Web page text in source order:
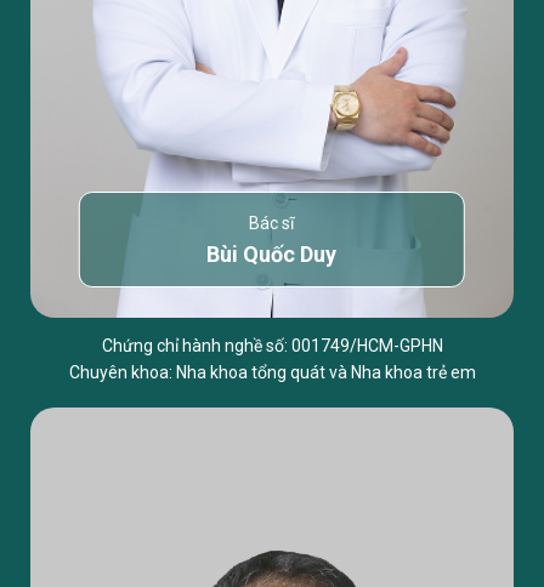
Bác sĩ
Bùi Quốc Duy
Chứng chỉ hành nghề số: 001749/HCM-GPHN
Chuyên khoa: Nha khoa tổng quát và Nha khoa trẻ em